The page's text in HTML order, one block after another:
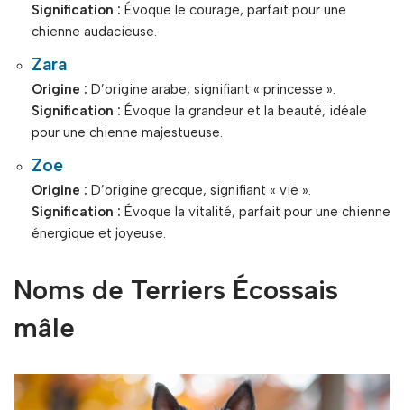
Signification : Évoque le courage, parfait pour une
chienne audacieuse.
Zara
Origine : D’origine arabe, signifiant « princesse ».
Signification : Évoque la grandeur et la beauté, idéale
pour une chienne majestueuse.
Zoe
Origine : D’origine grecque, signifiant « vie ».
Signification : Évoque la vitalité, parfait pour une chienne
énergique et joyeuse.
Noms de Terriers Écossais
mâle